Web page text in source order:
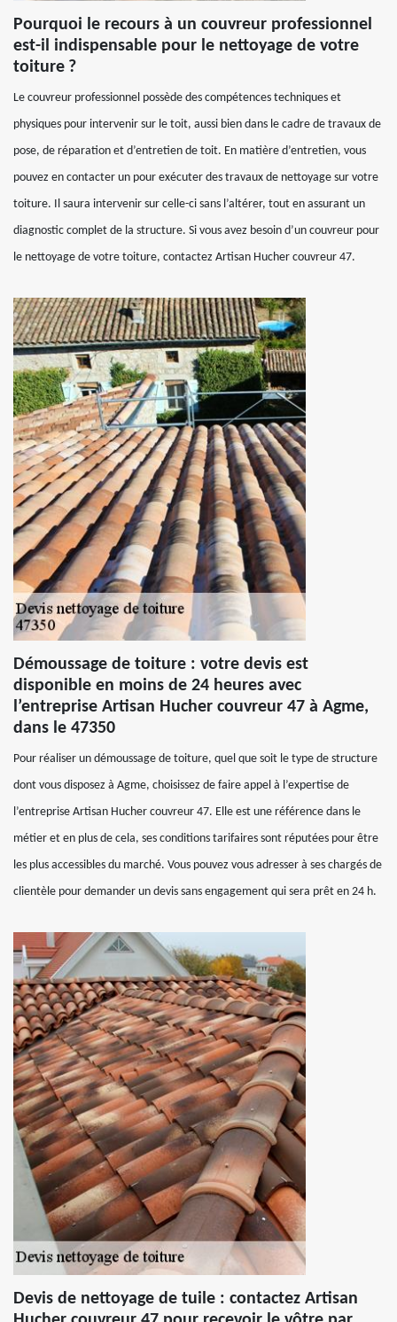
Pourquoi le recours à un couvreur professionnel
est-il indispensable pour le nettoyage de votre
toiture ?
Le couvreur professionnel possède des compétences techniques et
physiques pour intervenir sur le toit, aussi bien dans le cadre de travaux de
pose, de réparation et d’entretien de toit. En matière d’entretien, vous
pouvez en contacter un pour exécuter des travaux de nettoyage sur votre
toiture. Il saura intervenir sur celle-ci sans l’altérer, tout en assurant un
diagnostic complet de la structure. Si vous avez besoin d’un couvreur pour
le nettoyage de votre toiture, contactez Artisan Hucher couvreur 47.
Démoussage de toiture : votre devis est
disponible en moins de 24 heures avec
l’entreprise Artisan Hucher couvreur 47 à Agme,
dans le 47350
Pour réaliser un démoussage de toiture, quel que soit le type de structure
dont vous disposez à Agme, choisissez de faire appel à l’expertise de
l’entreprise Artisan Hucher couvreur 47. Elle est une référence dans le
métier et en plus de cela, ses conditions tarifaires sont réputées pour être
les plus accessibles du marché. Vous pouvez vous adresser à ses chargés de
clientèle pour demander un devis sans engagement qui sera prêt en 24 h.
Devis de nettoyage de tuile : contactez Artisan